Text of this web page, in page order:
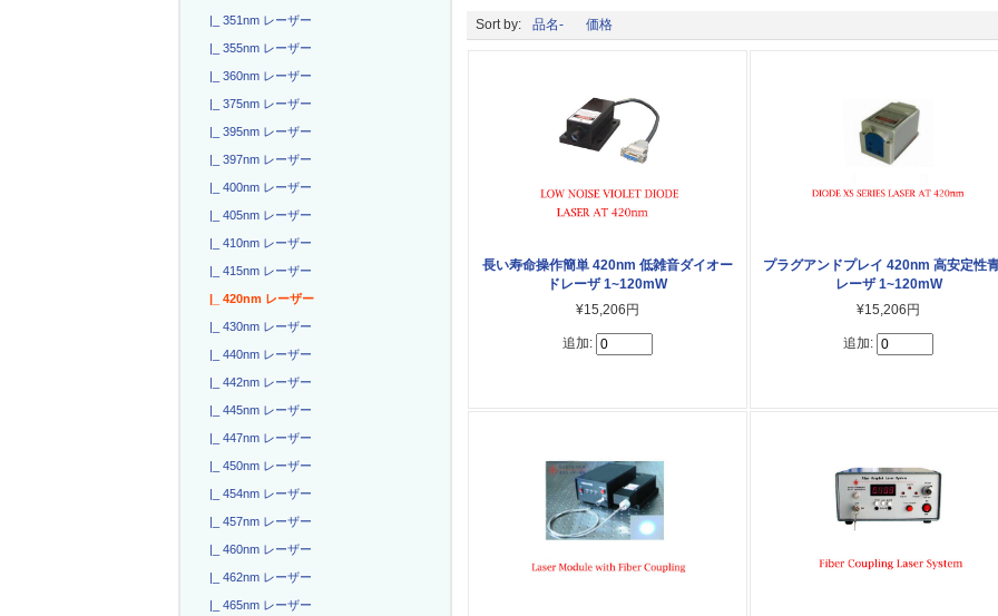
|_ 351nm レーザー
|_ 355nm レーザー
|_ 360nm レーザー
|_ 375nm レーザー
|_ 395nm レーザー
|_ 397nm レーザー
|_ 400nm レーザー
|_ 405nm レーザー
|_ 410nm レーザー
|_ 415nm レーザー
|_ 420nm レーザー
|_ 430nm レーザー
|_ 440nm レーザー
|_ 442nm レーザー
|_ 445nm レーザー
|_ 447nm レーザー
|_ 450nm レーザー
|_ 454nm レーザー
|_ 457nm レーザー
|_ 460nm レーザー
|_ 462nm レーザー
|_ 465nm レーザー
Sort by: 品名- 価格
長い寿命操作簡単 420nm 低雑音ダイオー
ドレーザ 1~120mW
¥15,206円
追加:
プラグアンドプレイ 420nm 高安定性
レーザ 1~120mW
¥15,206円
追加: